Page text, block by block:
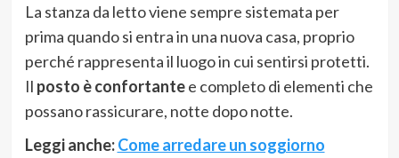
La stanza da letto viene sempre sistemata per
prima quando si entra in una nuova casa, proprio
perché rappresenta il luogo in cui sentirsi protetti.
Il posto è confortantee completo di elementi che
possano rassicurare, notte dopo notte.
Leggi anche:Come arredare un soggiorno